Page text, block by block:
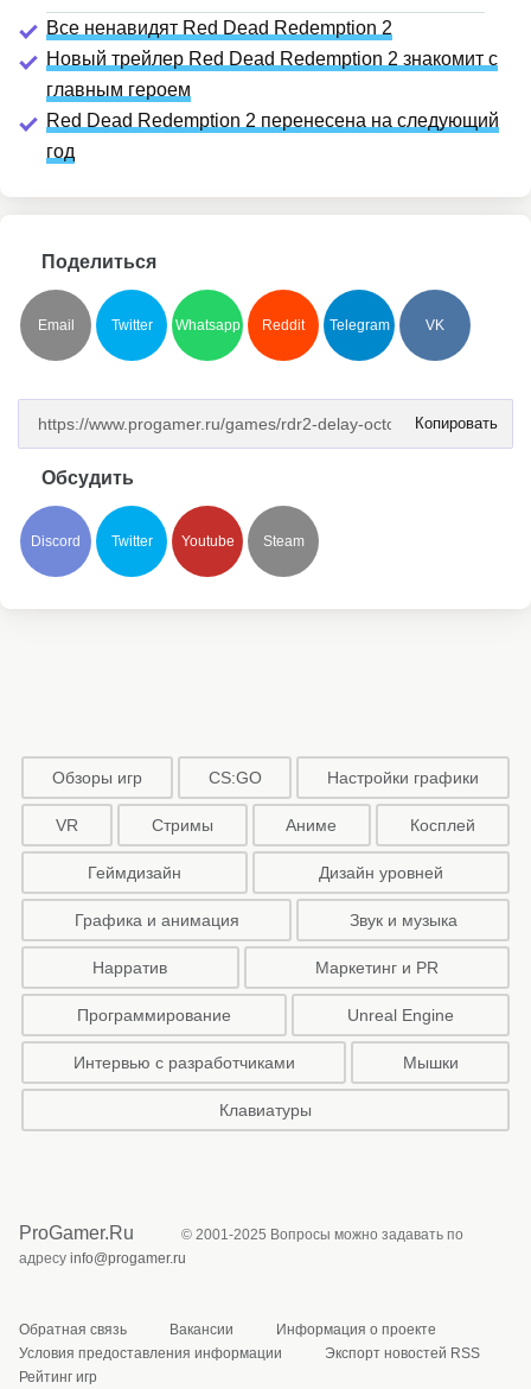
Все ненавидят Red Dead Redemption 2
Новый трейлер Red Dead Redemption 2 знакомит с
главным героем
Red Dead Redemption 2 перенесена на следующий
год
Поделиться
Email Twitter Whatsapp Reddit Telegram VK
Копировать
Обсудить
Discord Twitter Youtube Steam
Обзоры игр CS:GO Настройки графики
VR Стримы Аниме Косплей
Геймдизайн Дизайн уровней
Графика и анимация Звук и музыка
Нарратив Маркетинг и PR
Программирование Unreal Engine
Интервью с разработчиками Мышки
Клавиатуры
ProGamer.Ru
© 2001-2025 Вопросы можно задавать по
адресу info@progamer.ru
Обратная связь Вакансии
Информация о проекте
Условия предоставления информации
Экспорт новостей RSS
Рейтинг игр